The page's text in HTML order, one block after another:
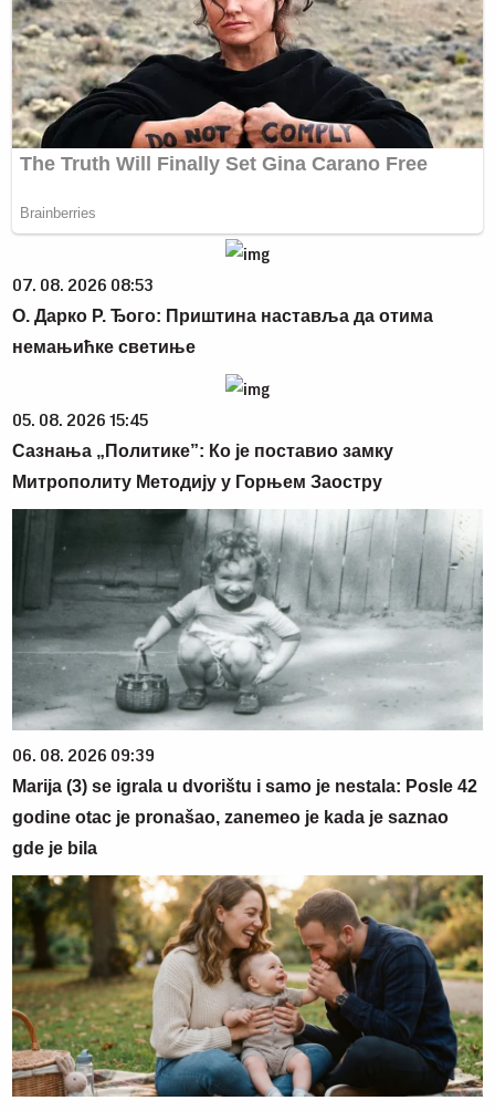
07. 08. 2026 08:53
О. Дарко Р. Ђого: Приштина наставља да отима
немањићке светиње
05. 08. 2026 15:45
Сазнања „Политике”: Ко је поставио замку
Митрополиту Методију у Горњем Заостру
06. 08. 2026 09:39
Marija (3) se igrala u dvorištu i samo je nestala: Posle 42
godine otac je pronašao, zanemeo je kada je saznao
gde je bila